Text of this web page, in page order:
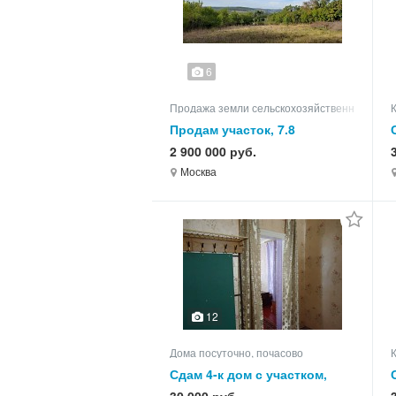
6
Продажа земли сельскохозяйственного
Продам участок, 7.8
2 900 000 руб.
Москва
12
Дома посуточно, почасово
Сдам 4-к дом с участком,
65.0 кв.м, этажей 1